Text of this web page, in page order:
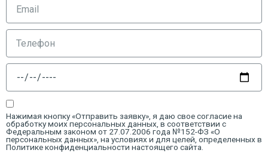
Нажимая кнопку «Отправить заявку», я даю свое согласие на
обработку моих персональных данных, в соответствии с
Федеральным законом от 27.07.2006 года №152-ФЗ «О
персональных данных», на условиях и для целей, определенных в
Политике конфиденциальности настоящего сайта.